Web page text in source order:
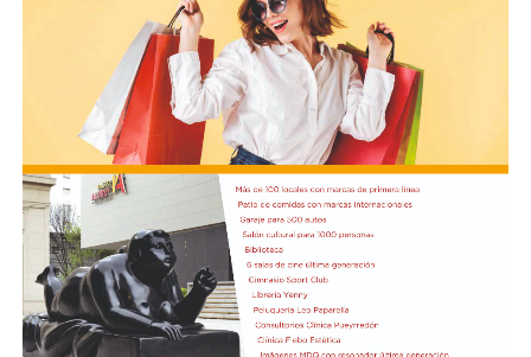
Junto con el intendente de Necochea habían muerto
tres docentes que, luego se supo, habían subido a su
automóvil pocos kilómetros antes, donde se hallaban
haciendo dedo. La colisión frontal resultó letal: sólo
sobrevivió el chofer del camión.
El hall del Palacio Comunal fue el lugar donde velaron
sus restos y ante el cual desfiló todo el arco político de
aquel momento, incluyendo a la camada de jóvenes que
habían dado sus primeros pasos en el peronismo, bajo
el liderazgo de “Coco” Taraborelli como conductor. Y el
vicegobernador Luis Macaya, que acompañó sus restos